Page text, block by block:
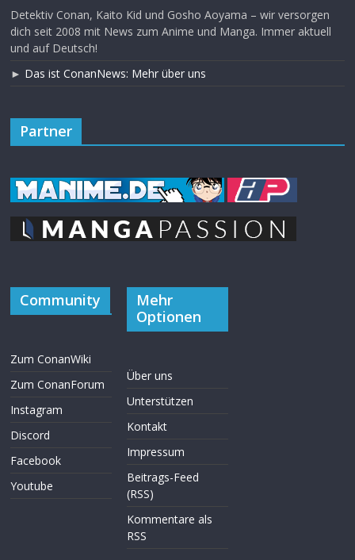
Detektiv Conan, Kaito Kid und Gosho Aoyama – wir versorgen
dich seit 2008 mit News zum Anime und Manga. Immer aktuell
und auf Deutsch!
► Das ist ConanNews: Mehr über uns
Partner
Community
Zum ConanWiki
Zum ConanForum
Instagram
Discord
Facebook
Youtube
Mehr
Optionen
Über uns
Unterstützen
Kontakt
Impressum
Beitrags-Feed
(RSS)
Kommentare als
RSS